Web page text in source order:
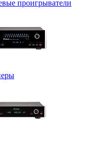
проигрыватели